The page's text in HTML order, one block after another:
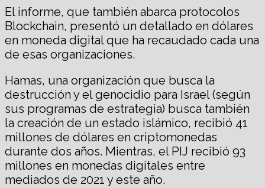
El informe, que también abarca protocolos
Blockchain, presentó un detallado en dólares
en moneda digital que ha recaudado cada una
de esas organizaciones.
Hamas, una organización que busca la
destrucción y el genocidio para Israel (según
sus programas de estrategia) busca también
la creación de un estado islámico, recibió 41
millones de dólares en criptomonedas
durante dos años. Mientras, el PIJ recibió 93
millones en monedas digitales entre
mediados de 2021 y este año.